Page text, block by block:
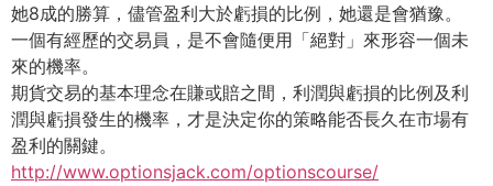
她8成的勝算，儘管盈利大於虧損的比例，她還是會猶豫。
一個有經歷的交易員，是不會隨便用「絕對」 來形容一個未
來的機率。
期貨交易的基本理念在賺或賠之間， 利潤與虧損的比例及利
潤與虧損發生的機率， 才是決定你的策略能否長久在市場有
盈利的關鍵。
http://www.optionsjack.com/optionscourse/